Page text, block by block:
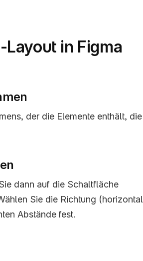
in Figma
der die Elemente enthält, die
dann auf die Schaltfläche
Sie die Richtung (horizontal
Abstände fest.